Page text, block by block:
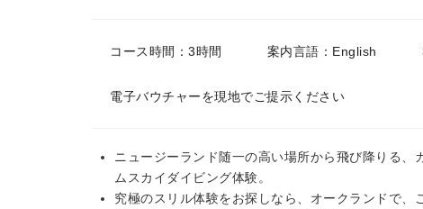
コース時間：3時間 案内言語：English
電子バウチャーを現地でご提示ください
ニュージーランド随一の高い場所から飛び降りる
ムスカイダイビング体験。
究極のスリル体験をお探しなら、オークランドで